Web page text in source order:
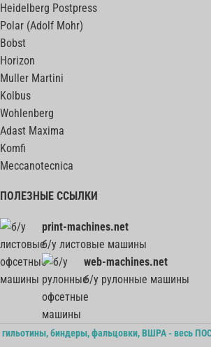
Heidelberg Postpress
Polar (Adolf Mohr)
Bobst
Horizon
Muller Martini
Kolbus
Wohlenberg
Adast Maxima
Komfi
Meccanotecnica
ПОЛЕЗНЫЕ ССЫЛКИ
print-machines.net
б/у листовые машины
web-machines.net
б/у рулонные машины
гильотины, биндеры, фальцовки, ВШРА - весь